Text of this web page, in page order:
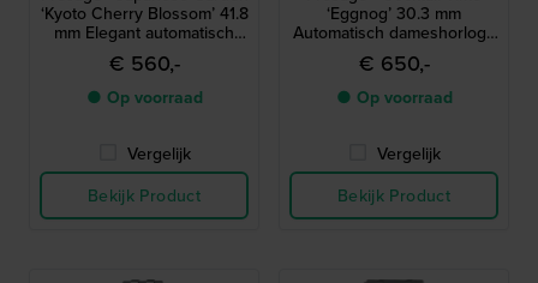
‘Kyoto Cherry Blossom’ 41.8
mm Elegant automatisch
horloge met open hart en
24-uurs wijzerplaat
€ 560,-
● Op voorraad
Vergelijk
Bekijk Product
‘Eggnog’ 30.3 mm
Automatisch dameshorloge
met gestructureerde
wijzerplaat en diamantenn
€ 650,-
● Op voorraad
Vergelijk
Bekijk Product